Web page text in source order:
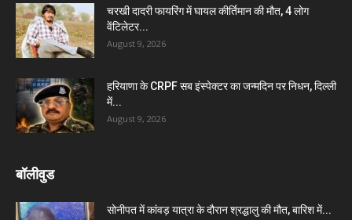
चरखी दादरी फायरिंग में घायल कीर्तिमान की मौत, 4 लोग
वेंटिलेटर...
August 9, 2026
हरियाणा के CRPF सब इंस्पेक्टर का जन्मदिन पर निधन, दिल्ली
में...
August 9, 2026
बॉलीवुड
सोनीपत में कांवड़ यात्रा के दौरान श्रद्धालु की मौत, बारिश में...